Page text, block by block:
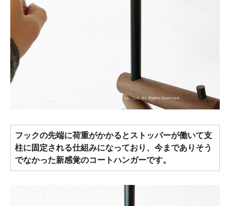
フックの先端に荷重がかかるとストッパーが働いて支
柱に固定される仕組みになっており、今までありそう
でなかった新感覚のコートハンガーです。